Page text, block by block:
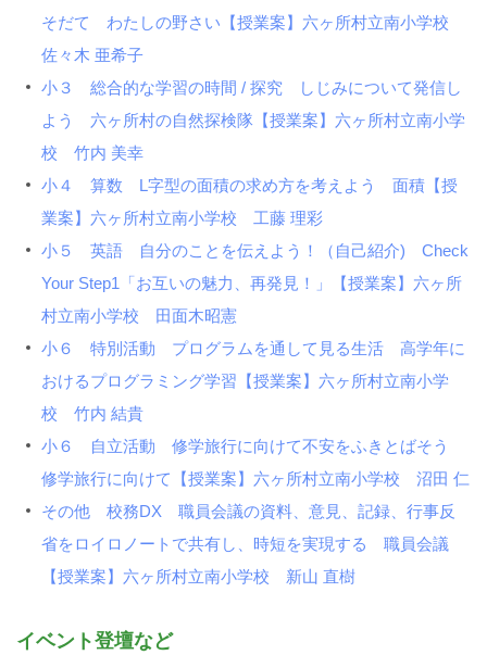
そだて わたしの野さい【授業案】六ヶ所村立南小学校
佐々木 亜希子
小３ 総合的な学習の時間 / 探究 しじみについて発信し
よう 六ヶ所村の自然探検隊【授業案】六ヶ所村立南小学
校 竹内 美幸
小４ 算数 L字型の面積の求め方を考えよう 面積【授
業案】六ヶ所村立南小学校 工藤 理彩
小５ 英語 自分のことを伝えよう！（自己紹介) Check
Your Step1「お互いの魅力、再発見！」【授業案】六ヶ所
村立南小学校 田面木昭憲
小６ 特別活動 プログラムを通して見る生活 高学年に
おけるプログラミング学習【授業案】六ヶ所村立南小学
校 竹内 結貴
小６ 自立活動 修学旅行に向けて不安をふきとばそう
修学旅行に向けて【授業案】六ヶ所村立南小学校 沼田 仁
その他 校務DX 職員会議の資料、意見、記録、行事反
省をロイロノートで共有し、時短を実現する 職員会議
【授業案】六ヶ所村立南小学校 新山 直樹
イベント登壇など